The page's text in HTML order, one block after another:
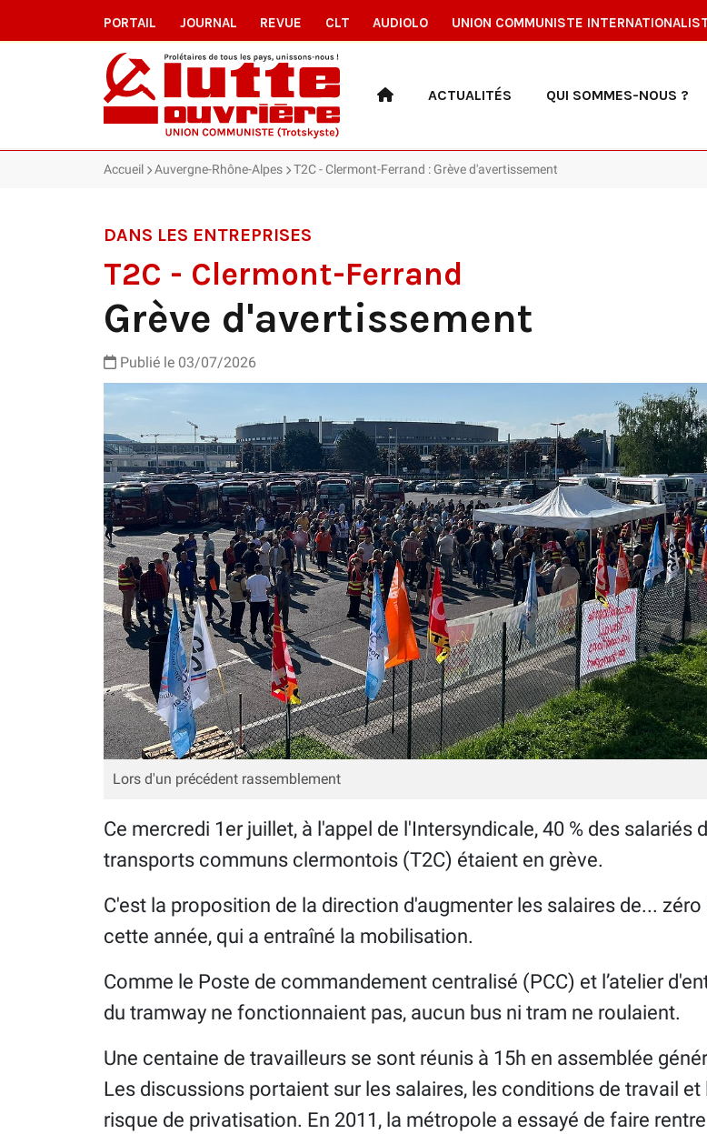
PORTAIL JOURNAL REVUE CLT AUDIOLO UNION COMMUNISTE
ACTUALITÉS QUI SOMMES-NOUS ?
Accueil Auvergne-Rhône-Alpes T2C - Clermont-Ferrand : Grève d'avertissement
DANS LES ENTREPRISES
T2C - Clermont-Ferrand
Grève d'avertissement
Publié le 03/07/2026
Lors d'un précédent rassemblement
Ce mercredi 1er juillet, à l'appel de l'Intersyndicale, 40 % des salariés
transports communs clermontois (T2C) étaient en grève.
C'est la proposition de la direction d'augmenter les salaires de... zéro
cette année, qui a entraîné la mobilisation.
Comme le Poste de commandement centralisé (PCC) et l’atelier
du tramway ne fonctionnaient pas, aucun bus ni tram ne roulaient.
Une centaine de travailleurs se sont réunis à 15h en assemblée
Les discussions portaient sur les salaires, les conditions de travail et
risque de privatisation. En 2011, la métropole a essayé de faire